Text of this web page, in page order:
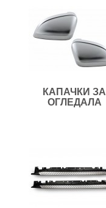
КАПАЧКИ ЗА
ОГЛЕДАЛА